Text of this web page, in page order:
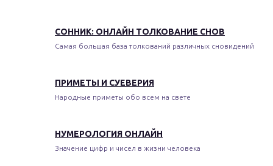
СОННИК: ОНЛАЙН ТОЛКОВАНИЕ СНОВ
Самая большая база толкований различных сновидений
ПРИМЕТЫ И СУЕВЕРИЯ
Народные приметы обо всем на свете
НУМЕРОЛОГИЯ ОНЛАЙН
Значение цифр и чисел в жизни человека